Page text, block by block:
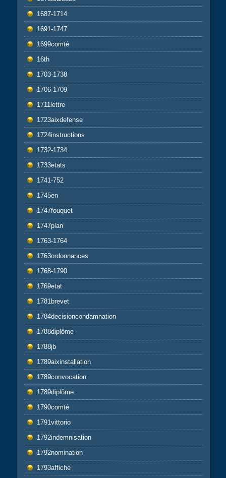
1687-1714
1691-1747
1699comté
16th
1703-1738
1706-1709
1711lettre
1723aixdefense
1724instructions
1732-1734
1733etats
1741-752
1745en
1747fouquet
1747plan
1763-1764
1763ordonnances
1768-1790
1769etat
1781brevet
1784decisioncondamnation
1788diplôme
1788jb
1789aixinstallation
1789convocation
1789diplôme
1790comté
1791vittorio
1792indemnisation
1792nomination
1793affiche